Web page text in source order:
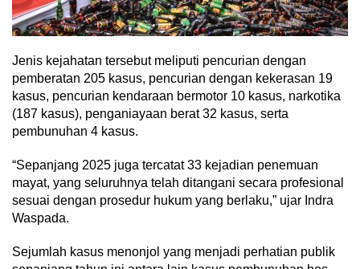
Jenis kejahatan tersebut meliputi pencurian dengan
pemberatan 205 kasus, pencurian dengan kekerasan 19
kasus, pencurian kendaraan bermotor 10 kasus, narkotika
(187 kasus), penganiayaan berat 32 kasus, serta
pembunuhan 4 kasus.
“Sepanjang 2025 juga tercatat 33 kejadian penemuan
mayat, yang seluruhnya telah ditangani secara profesional
sesuai dengan prosedur hukum yang berlaku,” ujar Indra
Waspada.
Sejumlah kasus menonjol yang menjadi perhatian publik